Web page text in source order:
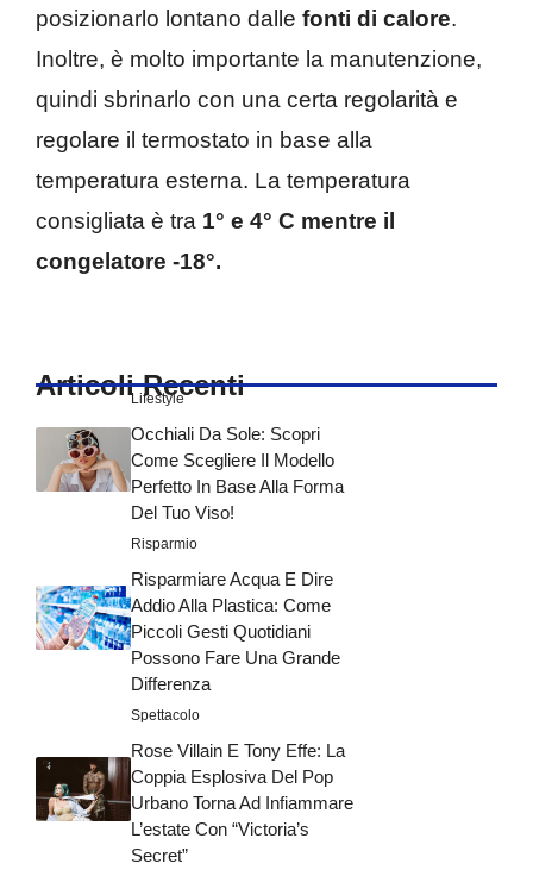
posizionarlo lontano dalle fonti di calore.
Inoltre, è molto importante la manutenzione,
quindi sbrinarlo con una certa regolarità e
regolare il termostato in base alla
temperatura esterna. La temperatura
consigliata è tra 1° e 4° C mentre il
congelatore -18°.
Articoli Recenti
Lifestyle
Occhiali Da Sole: Scopri
Come Scegliere Il Modello
Perfetto In Base Alla Forma
Del Tuo Viso!
Risparmio
Risparmiare Acqua E Dire
Addio Alla Plastica: Come
Piccoli Gesti Quotidiani
Possono Fare Una Grande
Differenza
Spettacolo
Rose Villain E Tony Effe: La
Coppia Esplosiva Del Pop
Urbano Torna Ad Infiammare
L’estate Con “Victoria’s
Secret”